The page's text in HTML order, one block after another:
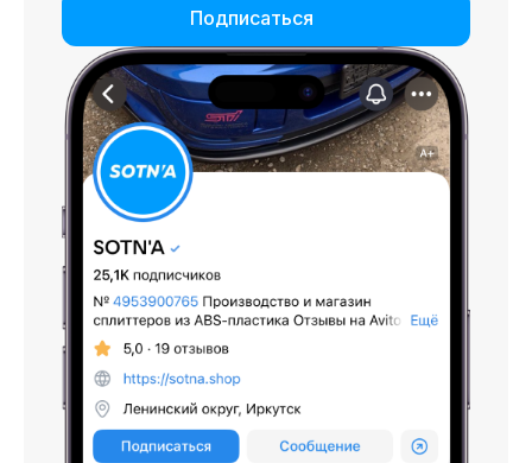
Подписаться